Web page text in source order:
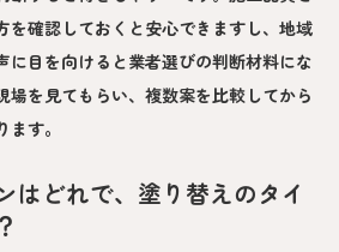
を確認しておくと安心できますし、地域
に目を向けると業者選びの判断材料にな
場を見てもらい、複数案を比較してから
す。
はどれで、塗り替えのタイ